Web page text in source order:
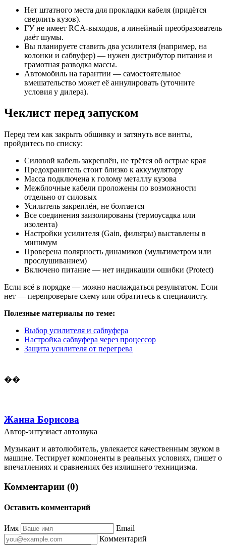
Нет штатного места для прокладки кабеля (придётся
сверлить кузов).
ГУ не имеет RCA-выходов, а линейный преобразователь
даёт шумы.
Вы планируете ставить два усилителя (например, на
колонки и сабвуфер) — нужен дистрибутор питания и
грамотная разводка массы.
Автомобиль на гарантии — самостоятельное
вмешательство может её аннулировать (уточните
условия у дилера).
Чеклист перед запуском
Перед тем как закрыть обшивку и затянуть все винты,
пройдитесь по списку:
Силовой кабель закреплён, не трётся об острые края
Предохранитель стоит близко к аккумулятору
Масса подключена к голому металлу кузова
Межблочные кабели проложены по возможности
отдельно от силовых
Усилитель закреплён, не болтается
Все соединения заизолированы (термоусадка или
изолента)
Настройки усилителя (Gain, фильтры) выставлены в
минимум
Проверена полярность динамиков (мультиметром или
прослушиванием)
Включено питание — нет индикации ошибки (Protect)
Если всё в порядке — можно наслаждаться результатом. Если
нет — перепроверьте схему или обратитесь к специалисту.
Полезные материалы по теме:
Выбор усилителя и сабвуфера
Настройка сабвуфера через процессор
Защита усилителя от перегрева
��
Жанна Борисова
Автор-энтузиаст автозвука
Музыкант и автолюбитель, увлекается качественным звуком в
машине. Тестирует компоненты в реальных условиях, пишет о
впечатлениях и сравнениях без излишнего техницизма.
Комментарии (0)
Оставить комментарий
Имя
Email
Комментарий